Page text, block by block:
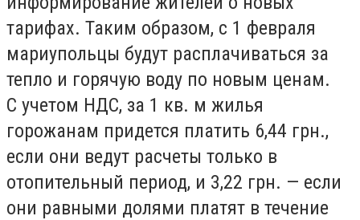
тарифах. Таким образом, с 1 февраля
мариупольцы будут расплачиваться за
тепло и горячую воду по новым ценам.
С учетом НДС, за 1 кв. м жилья
горожанам придется платить 6,44 грн.,
если они ведут расчеты только в
отопительный период, и 3,22 грн. — если
они равными долями платят в течение